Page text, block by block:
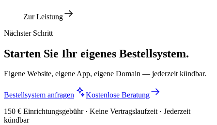
Zur Leistung
Nächster Schritt
Starten Sie Ihr eigenes Bestellsystem.
Eigene Website, eigene App, eigene Domain — jederzeit kündbar.
Bestellsystem anfragen
Kostenlose Beratung
150 € Einrichtungsgebühr · Keine Vertragslaufzeit · Jederzeit
kündbar